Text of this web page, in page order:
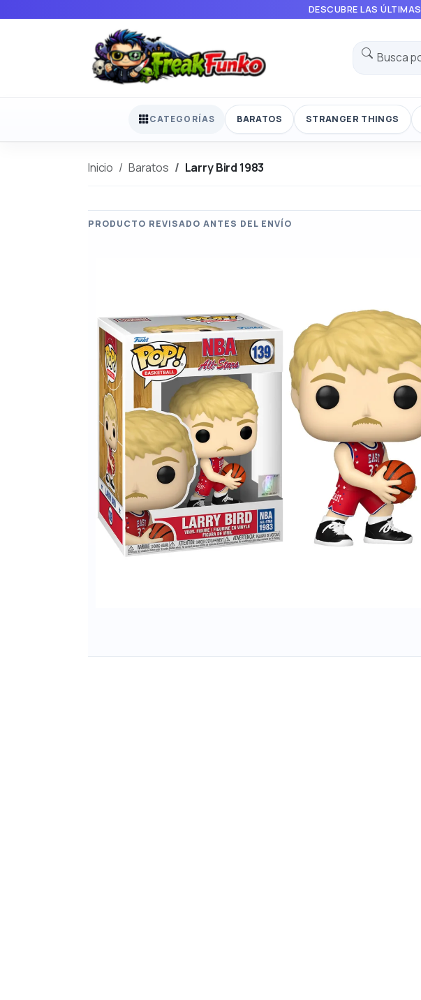
DESCUBRE LAS
CATEGORÍAS BARATOS STRANGER THINGS
Inicio Baratos Larry Bird 1983